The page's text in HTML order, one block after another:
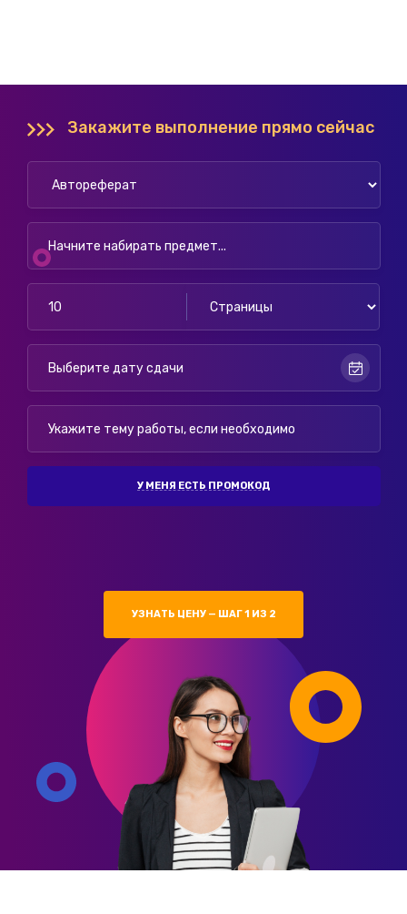
Закажите выполнение прямо сейчас
У МЕНЯ ЕСТЬ ПРОМОКОД
УЗНАТЬ ЦЕНУ — ШАГ 1 ИЗ 2